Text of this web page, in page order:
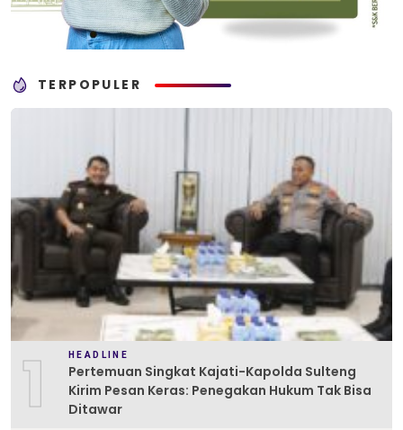
TERPOPULER
1 HEADLINE
Pertemuan Singkat Kajati-Kapolda Sulteng
Kirim Pesan Keras: Penegakan Hukum Tak Bisa
Ditawar